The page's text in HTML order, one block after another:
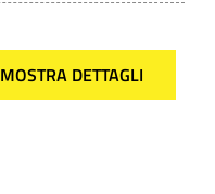
MOSTRA DETTAGLI